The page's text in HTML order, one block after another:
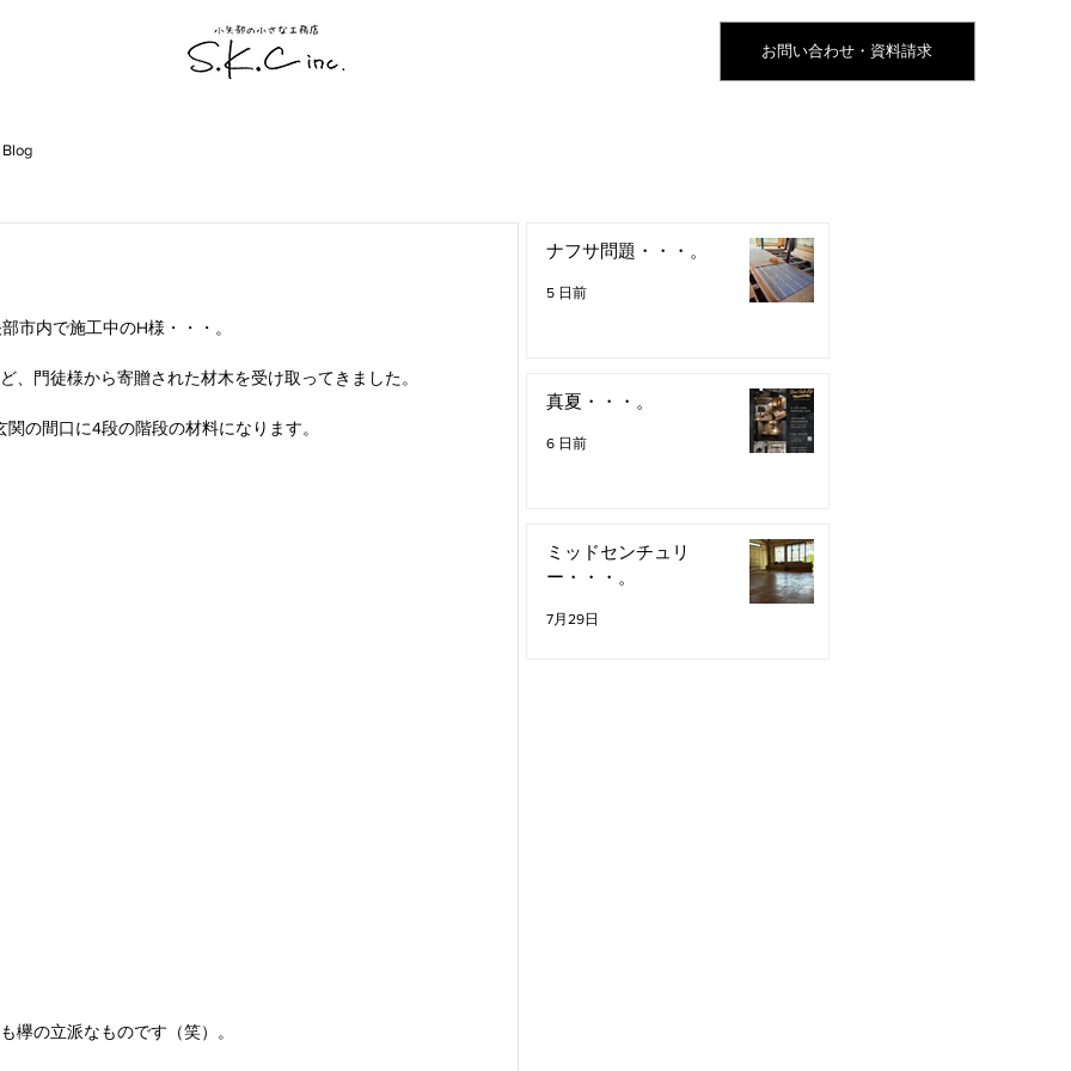
お問い合わせ・資料請求
市内で施工中のH様・・・。
、門徒様から寄贈された材木を受け取ってきました。
の間口に4段の階段の材料になります。
欅の立派なものです（笑）。
ナフサ問題・・・。
5 日前
真夏・・・。
6 日前
ミッドセンチュリ
ー・・・。
7月29日